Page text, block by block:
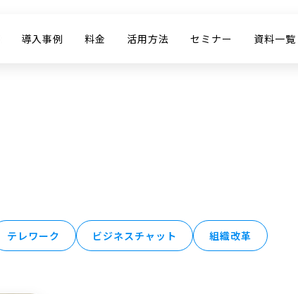
導入事例 料金 活用方法 セミナー 資料一覧
テレワーク ビジネスチャット 組織改革